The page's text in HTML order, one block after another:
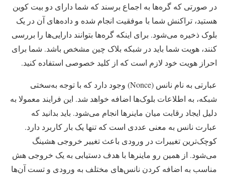
در صورتی که گره‌ها به اجماع برسند که شما دارای دو بیت کوین
هستید، تراکنش شما با موفقیت انجام شده و داده‌های آن در یک
بلوک ذخیره می‌شود. برای اینکه گره‌ها بتوانند دارایی‌ها را بررسی
کنند، هویت شما باید در شبکه بلاک چین مشخص باشد. شما برای
احراز هویت خود لازم است که از کلید خصوصی استفاده کنید.
عبارتی به نام نانس (Nonce) وجود دارد که با توجه به‌سختی
شبکه، به اطلاعات بلوک‌ها اضافه خواهد شد. این فرایند معمولا به
دلیل ایجاد رقابت میان ماینرها انجام می‌شود. باید بدانید که
عبارت نانس به معنی عددی است که تنها یک بار کاربرد دارد.
کوچک‌ترین تغییرات در ورودی باعث تغییر خروجی هشینگ
می‌شود. از همین رو ماینرها با هدف دستیابی به یک خروجی هش
مناسب به اضافه کردن نانس‌های مختلف به ورودی و تست آن‌ها